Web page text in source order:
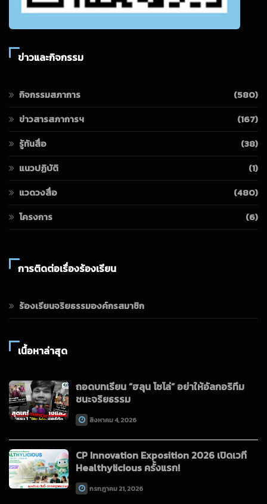
ข่าวและกิจกรรม
กิจกรรมสภาการ
(580)
ข่าวสารสภาการฯ
(167)
รู้ทันสื่อ
(38)
แนวปฏิบัติ
(1)
แวดวงสื่อ
(480)
โครงการ
(6)
การติดต่อเรื่องร้องเรียน
ร้องเรียนจริยธรรมองค์กรสมาชิก
เนื้อหาล่าสุด
ถอดบทเรียน “ฮลุน โซโล่” อย่าให้อัลกอริทึม
ชนะจริยธรรม
สิงหาคม 4, 2026
CP Innovation Exposition 2026 เปิดเวที
Healthylicious ครั้งแรก!
กรกฎาคม 21, 2026